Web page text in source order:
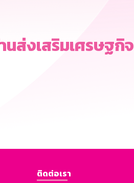
นส่งเสริมเศรษฐกิจ
ติดต่อเรา